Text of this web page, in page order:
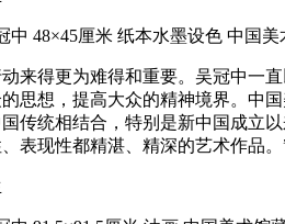
中 48×45厘米 纸本水墨设色 中国美
来得更为难得和重要。吴冠中一
思想，提高大众的精神境界。中
传统相结合，特别是新中国成立
表现性都精湛、精深的艺术作品。